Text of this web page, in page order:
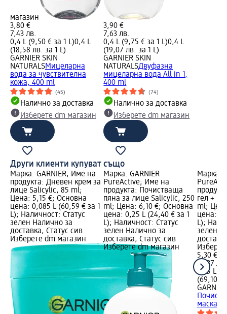
магазин
3,80 €
7,43 лв.
0,4 L (9,50 € за 1 L)0,4 L
(18,58 лв. за 1 L)
GARNIER SKIN
NATURALSМицеларна
вода за чувствителна
кожа, 400 ml
(45)
Налично за доставка
Изберете dm магазин
3,90 €
7,63 лв.
0,4 L (9,75 € за 1 L)0,4 L
(19,07 лв. за 1 L)
GARNIER SKIN
NATURALSДвуфазна
мицеларна вода All in 1,
400 ml
(74)
Налично за доставка
Изберете dm магазин
Други клиенти купуват също
Марка: GARNIER; Име на
продукта: Дневен крем за
лице Salicylic, 85 ml;
Цена: 5,15 €; Основна
цена: 0,085 L (60,59 € за 1
L); Наличност: Статус
зелен Налично за
доставка, Статус сив
Изберете dm магазин
Марка: GARNIER
PureActive; Име на
продукта: Почистваща
пяна за лице Salicylic, 250
ml; Цена: 6,10 €; Основна
цена: 0,25 L (24,40 € за 1
L); Наличност: Статус
зелен Налично за
доставка, Статус сив
Изберете dm магазин
Марка:
гел +
ml;
цена:
L);
зелен
5,30 €
10,37 лв.
0,15 L
(69,10
маска,